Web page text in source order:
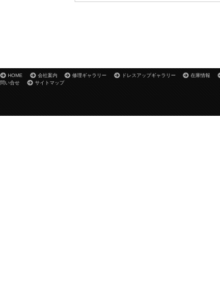
HOME 会社案内 修理ギャラリー ドレスアップギャラリー
在庫情報
問い合せ
サイトマップ